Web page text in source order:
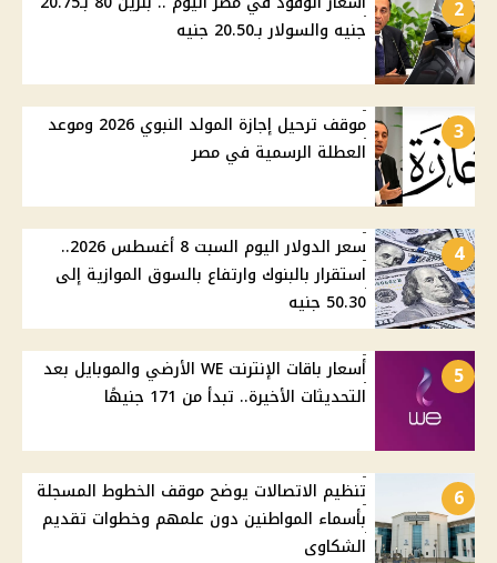
2
جنيه والسولار بـ20.50 جنيه
3
موقف ترحيل إجازة المولد النبوي 2026 وموعد
العطلة الرسمية في مصر
4
سعر الدولار اليوم السبت 8 أغسطس 2026..
استقرار بالبنوك وارتفاع بالسوق الموازية إلى
50.30 جنيه
5
أسعار باقات الإنترنت WE الأرضي والموبايل بعد
التحديثات الأخيرة.. تبدأ من 171 جنيهًا
6
تنظيم الاتصالات يوضح موقف الخطوط المسجلة
بأسماء المواطنين دون علمهم وخطوات تقديم
الشكاوى